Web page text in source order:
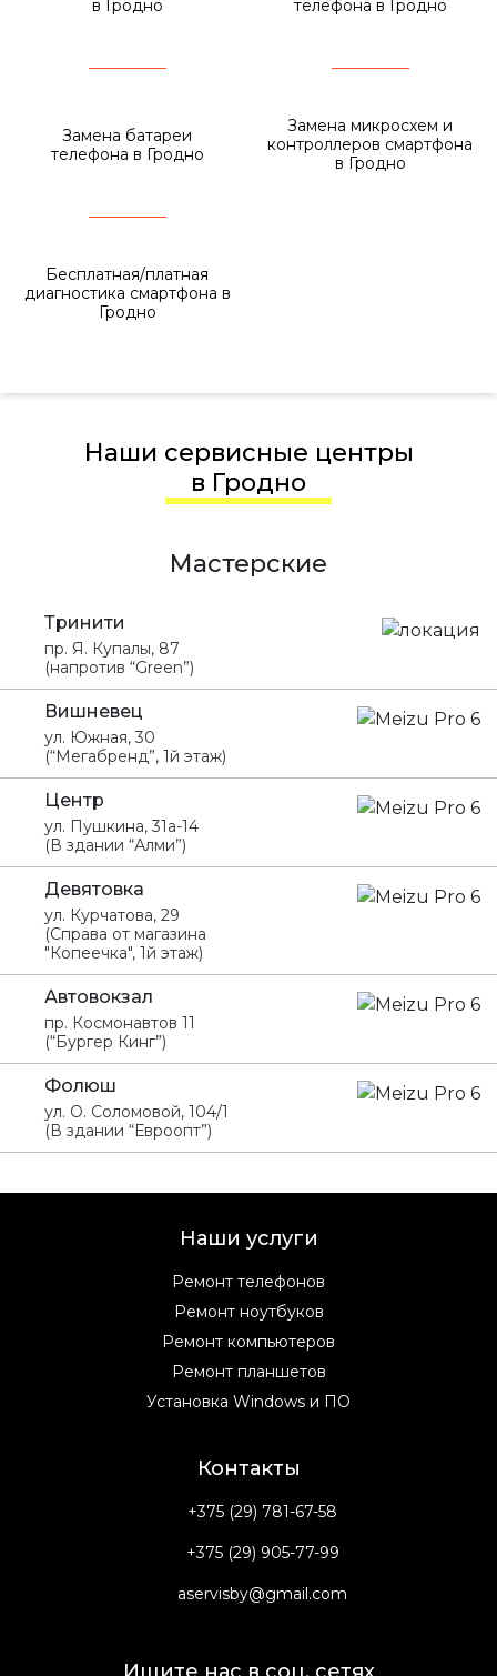
в Гродно
телефона в Гродно
Замена батареи
телефона в Гродно
Замена микросхем и
контроллеров смартфона
в Гродно
Бесплатная/платная
диагностика смартфона в
Гродно
Наши сервисные центры
в Гродно
Мастерские
Тринити
пр. Я. Купалы, 87
(напротив “Green”)
Вишневец
ул. Южная, 30
(“Мегабренд”, 1й этаж)
Центр
ул. Пушкина, 31а-14
(В здании “Алми”)
Девятовка
ул. Курчатова, 29
(Справа от магазина
"Копеечка", 1й этаж)
Автовокзал
пр. Космонавтов 11
(“Бургер Кинг”)
Фолюш
ул. О. Соломовой, 104/1
(В здании “Евроопт”)
Наши услуги
Ремонт телефонов
Ремонт ноутбуков
Ремонт компьютеров
Ремонт планшетов
Установка Windows и ПО
Контакты
+375 (29) 781-67-58
+375 (29) 905-77-99
aservisby@gmail.com